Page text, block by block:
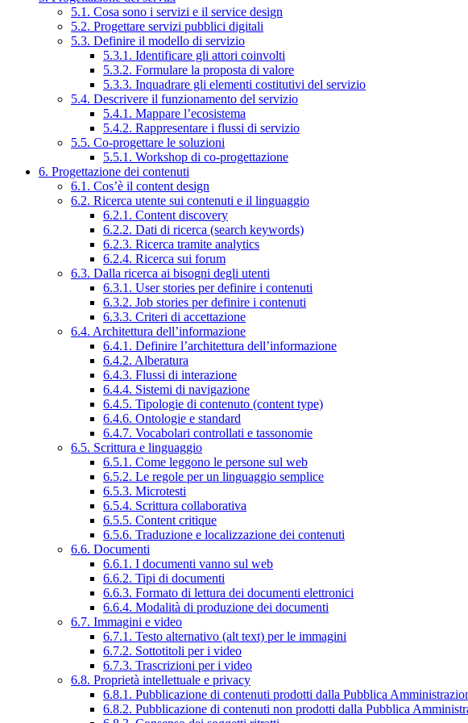
5.1. Cosa sono i servizi e il service design
5.2. Progettare servizi pubblici digitali
5.3. Definire il modello di servizio
5.3.1. Identificare gli attori coinvolti
5.3.2. Formulare la proposta di valore
5.3.3. Inquadrare gli elementi costitutivi del servizio
5.4. Descrivere il funzionamento del servizio
5.4.1. Mappare l’ecosistema
5.4.2. Rappresentare i flussi di servizio
5.5. Co-progettare le soluzioni
5.5.1. Workshop di co-progettazione
6. Progettazione dei contenuti
6.1. Cos’è il content design
6.2. Ricerca utente sui contenuti e il linguaggio
6.2.1. Content discovery
6.2.2. Dati di ricerca (search keywords)
6.2.3. Ricerca tramite analytics
6.2.4. Ricerca sui forum
6.3. Dalla ricerca ai bisogni degli utenti
6.3.1. User stories per definire i contenuti
6.3.2. Job stories per definire i contenuti
6.3.3. Criteri di accettazione
6.4. Architettura dell’informazione
6.4.1. Definire l’architettura dell’informazione
6.4.2. Alberatura
6.4.3. Flussi di interazione
6.4.4. Sistemi di navigazione
6.4.5. Tipologie di contenuto (content type)
6.4.6. Ontologie e standard
6.4.7. Vocabolari controllati e tassonomie
6.5. Scrittura e linguaggio
6.5.1. Come leggono le persone sul web
6.5.2. Le regole per un linguaggio semplice
6.5.3. Microtesti
6.5.4. Scrittura collaborativa
6.5.5. Content critique
6.5.6. Traduzione e localizzazione dei contenuti
6.6. Documenti
6.6.1. I documenti vanno sul web
6.6.2. Tipi di documenti
6.6.3. Formato di lettura dei documenti elettronici
6.6.4. Modalità di produzione dei documenti
6.7. Immagini e video
6.7.1. Testo alternativo (alt text) per le immagini
6.7.2. Sottotitoli per i video
6.7.3. Trascrizioni per i video
6.8. Proprietà intellettuale e privacy
6.8.1. Pubblicazione di contenuti prodotti dalla Pubblica
6.8.2. Pubblicazione di contenuti non prodotti dalla Pubblica